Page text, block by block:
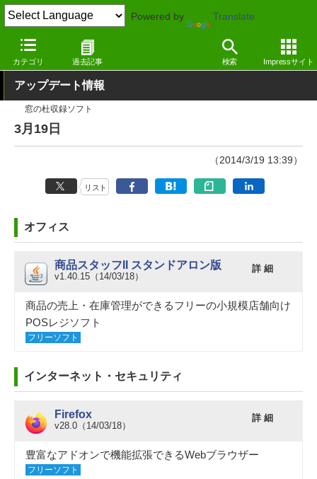
Powered by Translate
カテゴリ 過去記事 検索 Impressサイト
窓の杜 その他の話題 アップデート
アップデート情報
窓の杜収録ソフト
3月19日
（2014/3/19 13:39）
リスト
オフィス
商品スタッフII スタンドアロン版
v1.40.15（14/03/18）
詳 細
商品の売上・在庫管理ができるフリーの小規模店舗向け
POSレジソフト
フリーソフト
インターネット・セキュリティ
Firefox
v28.0（14/03/18）
詳 細
豊富なアドオンで機能拡張できるWebブラウザー
フリーソフト